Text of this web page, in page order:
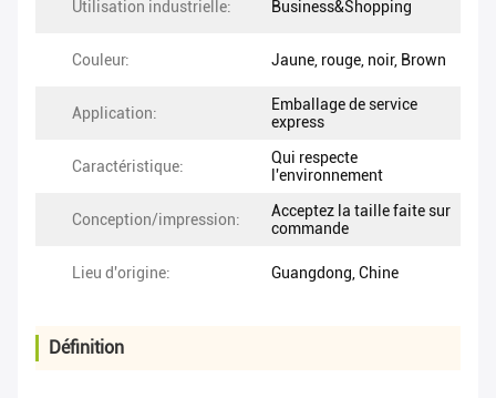
Utilisation industrielle: Business&Shopping
Couleur: Jaune, rouge, noir, Brown
Application:
Emballage de service
express
Caractéristique:
Qui respecte
l'environnement
Conception/impression:
Acceptez la taille faite sur
commande
Lieu d'origine: Guangdong, Chine
Définition